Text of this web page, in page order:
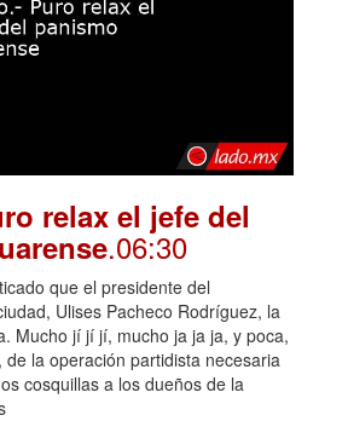
relax el jefe del
.06:30
que el presidente del
Ulises Pacheco Rodríguez, la
Mucho jí jí jí, mucho ja ja ja, y poca,
la operación partidista necesaria
cosquillas a los dueños de la